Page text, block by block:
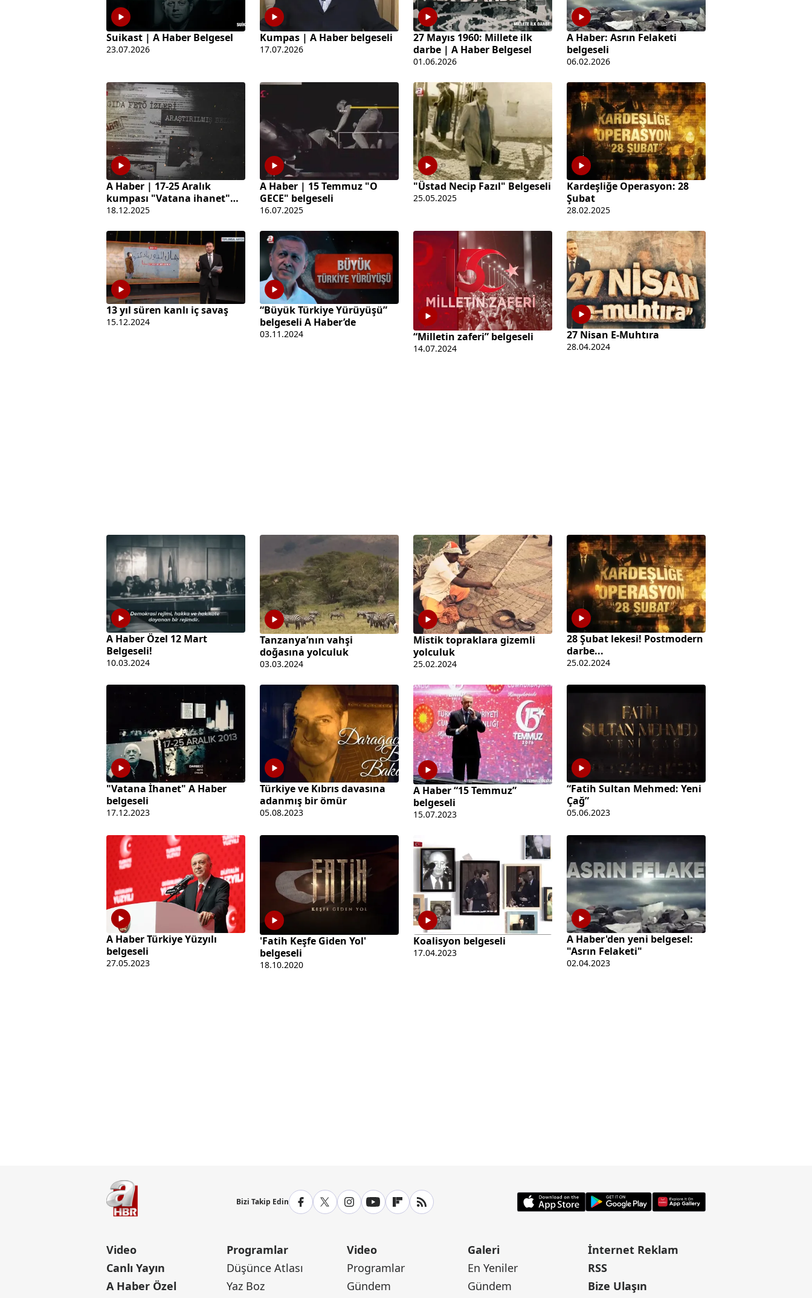
Suikast | A Haber Belgesel
23.07.2026
Kumpas | A Haber belgeseli
17.07.2026
27 Mayıs 1960: Millete ilk
darbe | A Haber Belgesel
01.06.2026
A Haber: Asrın Felaketi
belgeseli
06.02.2026
A Haber | 17-25 Aralık
kumpası "Vatana ihanet"
belgeseli
18.12.2025
A Haber | 15 Temmuz "O
GECE" belgeseli
16.07.2025
"Üstad Necip Fazıl" Belgeseli
25.05.2025
Kardeşliğe Operasyon: 28
Şubat
28.02.2025
13 yıl süren kanlı iç savaş
15.12.2024
“Büyük Türkiye Yürüyüşü”
belgeseli A Haber’de
03.11.2024 “Milletin zaferi” belgeseli
14.07.2024
27 Nisan E-Muhtıra
28.04.2024
A Haber Özel 12 Mart
Belgeseli!
10.03.2024
Tanzanya’nın vahşi
doğasına yolculuk
03.03.2024
Mistik topraklara gizemli
yolculuk
25.02.2024
28 Şubat lekesi! Postmodern
darbe...
25.02.2024
"Vatana İhanet" A Haber
belgeseli
17.12.2023
Türkiye ve Kıbrıs davasına
adanmış bir ömür
05.08.2023
A Haber “15 Temmuz”
belgeseli
15.07.2023
“Fatih Sultan Mehmed: Yeni
Çağ”
05.06.2023
A Haber Türkiye Yüzyılı
belgeseli
27.05.2023
'Fatih Keşfe Giden Yol'
belgeseli
18.10.2020
Koalisyon belgeseli
17.04.2023
A Haber'den yeni belgesel:
"Asrın Felaketi"
02.04.2023
Bizi Takip Edin
Video
Canlı Yayın
A Haber Özel
Programlar
Düşünce Atlası
Yaz Boz
Video
Programlar
Gündem
Galeri
En Yeniler
Gündem
İnternet Reklam
RSS
Bize Ulaşın